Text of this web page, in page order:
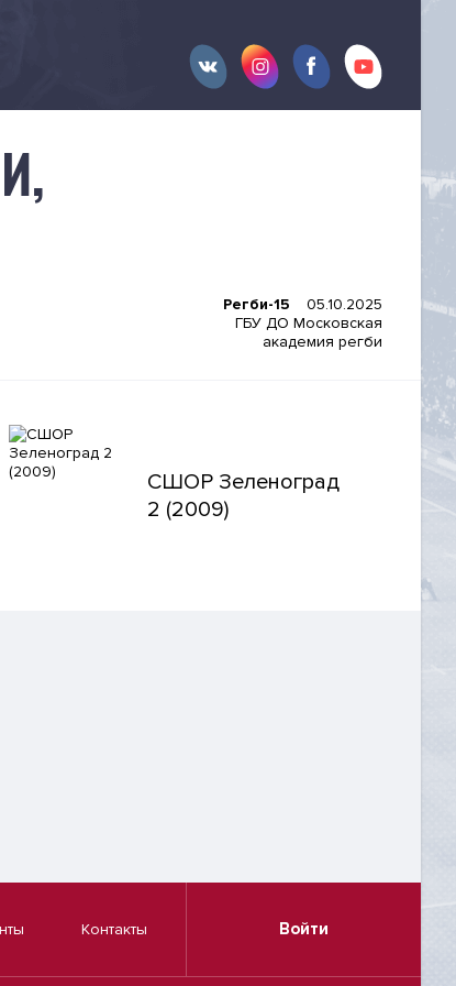
Регби-15
05.10.2025
ГБУ ДО Московская
академия регби
СШОР Зеленоград
2 (2009)
Контакты Войти